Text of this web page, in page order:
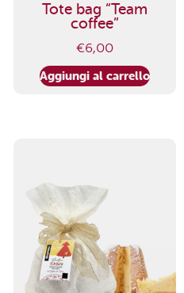
Tote bag “Team
coffee”
€6,00
Aggiungi al carrello